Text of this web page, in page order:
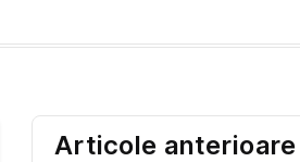
Articole anterioare